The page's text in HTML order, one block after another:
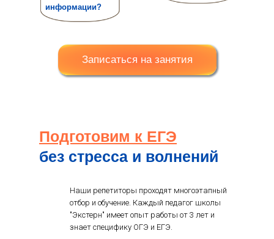
информации?
Записаться на занятия
Подготовим к ЕГЭ
без стресса и волнений
Наши репетиторы проходят многоэтапный
отбор и обучение. Каждый педагог школы
"Экстерн" имеет опыт работы от 3 лет и
знает специфику ОГЭ и ЕГЭ.